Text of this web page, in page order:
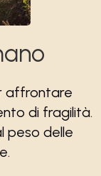
affrontare
di fragilità.
peso delle